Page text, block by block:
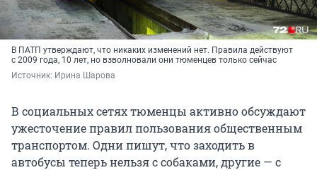
В ПАТП утверждают, что никаких изменений нет. Правила действуют
с 2009 года, 10 лет, но взволновали они тюменцев только сейчас
Источник: Ирина Шарова
В социальных сетях тюменцы активно обсуждают
ужесточение правил пользования общественным
транспортом. Одни пишут, что заходить в
автобусы теперь нельзя с собаками, другие — с